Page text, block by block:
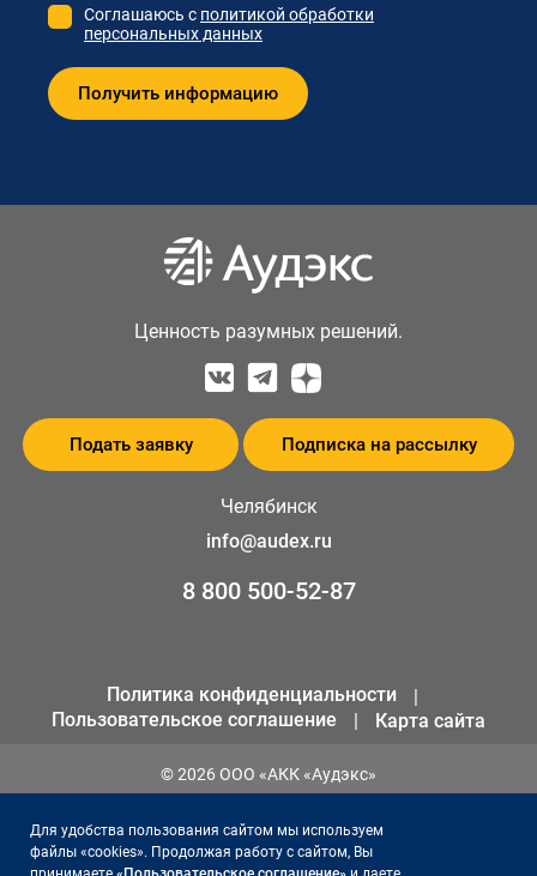
Соглашаюсь с политикой обработки
персональных данных
Ценность разумных решений.
Подать заявку Подписка на рассылку
Челябинск
info@audex.ru
8 800 500-52-87
Политика конфиденциальности
Пользовательское соглашение
Карта сайта
© 2026 ООО «АКК «Аудэкс»
ИНН 1655301258
ОГРН 1141690066561
Для удобства пользования сайтом мы используем
файлы «cookies». Продолжая работу с сайтом, Вы